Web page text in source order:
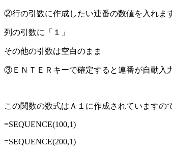
②行の引数に作成したい連番の数値を入れま
列の引数に「１」
その他の引数は空白のまま
③ＥＮＴＥＲキーで確定すると連番が自動入
この関数の数式はＡ１に作成されていますの
=SEQUENCE(100,1)
=SEQUENCE(200,1)